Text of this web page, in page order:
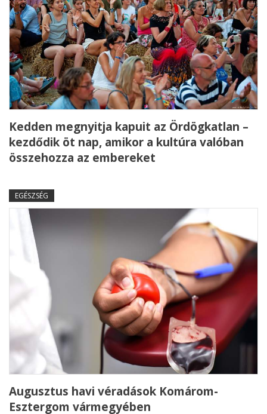
Kedden megnyitja kapuit az Ördögkatlan –
kezdődik öt nap, amikor a kultúra valóban
összehozza az embereket
EGÉSZSÉG
Augusztus havi véradások Komárom-
Esztergom vármegyében